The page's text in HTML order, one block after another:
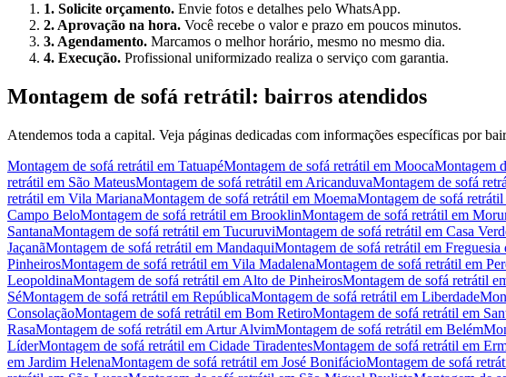
1. Solicite orçamento. Envie fotos e detalhes pelo WhatsApp.
2. Aprovação na hora. Você recebe o valor e prazo em poucos minutos.
3. Agendamento. Marcamos o melhor horário, mesmo no mesmo dia.
4. Execução. Profissional uniformizado realiza o serviço com garantia.
Montagem de sofá retrátil: bairros atendidos
Atendemos toda a capital. Veja páginas dedicadas com informações específicas por
Montagem de sofá retrátil em TatuapéMontagem de sofá retrátil em MoocaMontagem
retrátil em São MateusMontagem de sofá retrátil em AricanduvaMontagem de sofá
retrátil em Vila MarianaMontagem de sofá retrátil em MoemaMontagem de sofá retrátil
Campo BeloMontagem de sofá retrátil em BrooklinMontagem de sofá retrátil em
SantanaMontagem de sofá retrátil em TucuruviMontagem de sofá retrátil em Casa
JaçanãMontagem de sofá retrátil em MandaquiMontagem de sofá retrátil em Freguesia
PinheirosMontagem de sofá retrátil em Vila MadalenaMontagem de sofá retrátil em
LeopoldinaMontagem de sofá retrátil em Alto de PinheirosMontagem de sofá retrátil
SéMontagem de sofá retrátil em RepúblicaMontagem de sofá retrátil em Liberdade
ConsolaçãoMontagem de sofá retrátil em Bom RetiroMontagem de sofá retrátil em
RasaMontagem de sofá retrátil em Artur AlvimMontagem de sofá retrátil em Belém
LíderMontagem de sofá retrátil em Cidade TiradentesMontagem de sofá retrátil em
em Jardim HelenaMontagem de sofá retrátil em José BonifácioMontagem de sofá